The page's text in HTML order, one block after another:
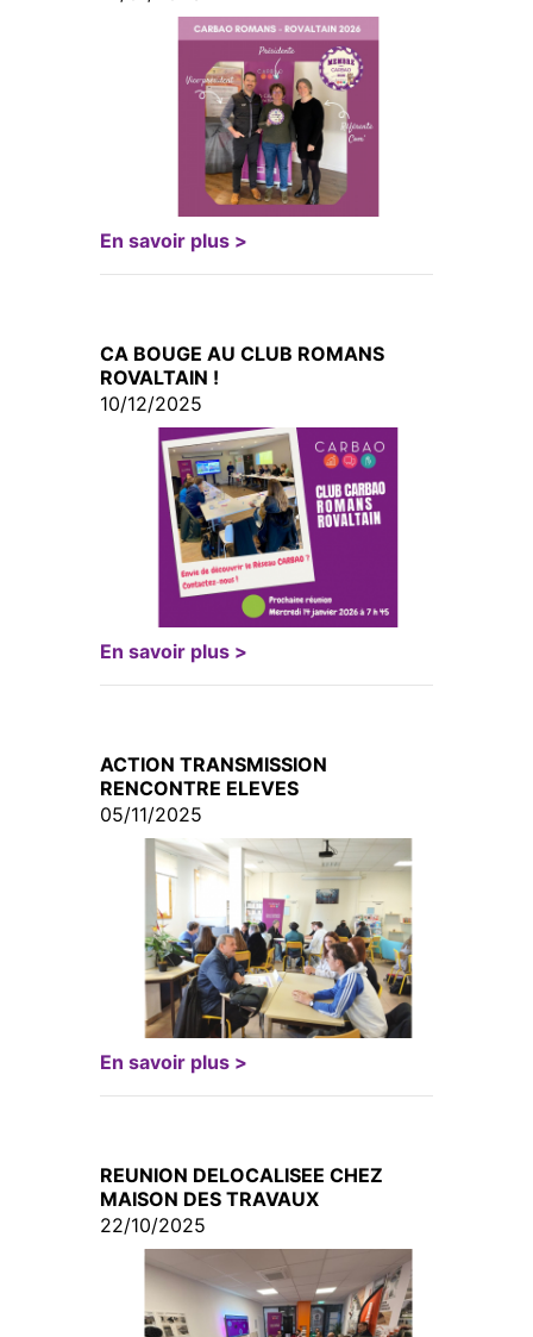
En savoir plus >
CA BOUGE AU CLUB ROMANS
ROVALTAIN !
10/12/2025
En savoir plus >
ACTION TRANSMISSION
RENCONTRE ELEVES
05/11/2025
En savoir plus >
REUNION DELOCALISEE CHEZ
MAISON DES TRAVAUX
22/10/2025